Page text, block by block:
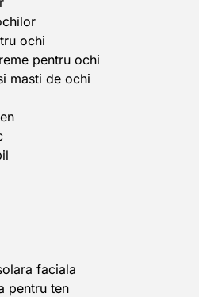
ochi
pentru ochi
masti de ochi
faciala
pentru ten